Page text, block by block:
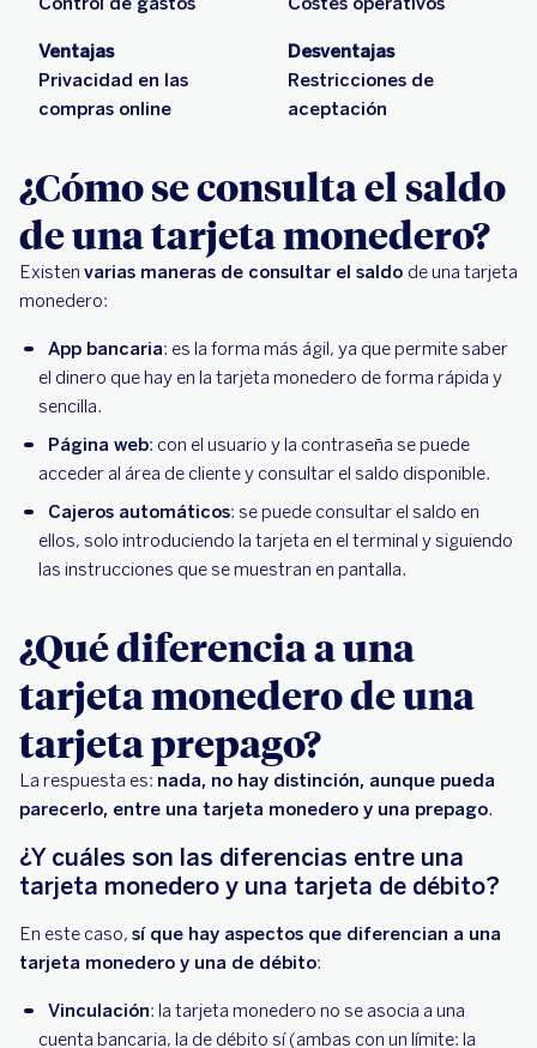
Ventajas
Privacidad en las
compras online
Desventajas
Restricciones de
aceptación
¿Cómo se consulta el saldo
de una tarjeta monedero?
Existen varias maneras de consultar el saldo de una tarjeta
monedero:
App bancaria: es la forma más ágil, ya que permite saber
el dinero que hay en la tarjeta monedero de forma rápida y
sencilla.
Página web: con el usuario y la contraseña se puede
acceder al área de cliente y consultar el saldo disponible.
Cajeros automáticos: se puede consultar el saldo en
ellos, solo introduciendo la tarjeta en el terminal y siguiendo
las instrucciones que se muestran en pantalla.
¿Qué diferencia a una
tarjeta monedero de una
tarjeta prepago?
La respuesta es: nada, no hay distinción, aunque pueda
parecerlo, entre una tarjeta monedero y una prepago.
¿Y cuáles son las diferencias entre una
tarjeta monedero y una tarjeta de débito?
En este caso, sí que hay aspectos que diferencian a una
tarjeta monedero y una de débito:
Vinculación: la tarjeta monedero no se asocia a una
cuenta bancaria, la de débito sí (ambas con un límite: la